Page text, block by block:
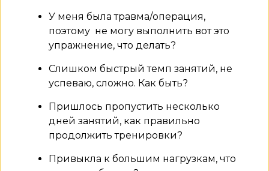
У меня была травма/операция,
поэтому не могу выполнить вот это
упражнение, что делать?
Слишком быстрый темп занятий, не
успеваю, сложно. Как быть?
Пришлось пропустить несколько
дней занятий, как правильно
продолжить тренировки?
Привыкла к большим нагрузкам, что